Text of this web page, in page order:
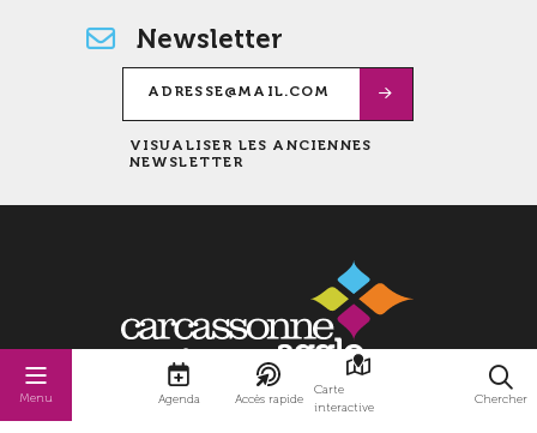
Menu Agenda Accès rapide
Carte
interactive
Chercher
Newsletter
VISUALISER LES ANCIENNES
NEWSLETTER